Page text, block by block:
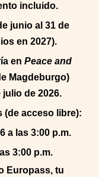
incluido.
junio al 31 de
en 2027).
enPeace and
Magdeburgo)
de 2026.
(de acceso libre):
a las 3:00 p.m.
3:00 p.m.
Europass, tu